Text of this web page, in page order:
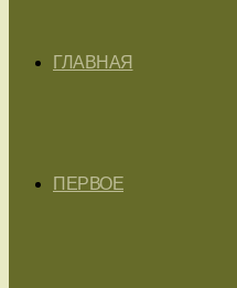
ГЛАВНАЯ
ПЕРВОЕ